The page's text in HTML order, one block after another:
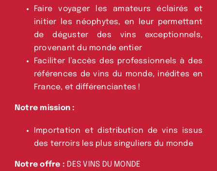
Faire voyager les amateurs éclairés et
initier les néophytes, en leur permettant
de déguster des vins exceptionnels,
provenant du monde entier
Faciliter l’accès des professionnels à des
références de vins du monde, inédites en
France, et différenciantes !
Notre mission :
Importation et distribution de vins issus
des terroirs les plus singuliers du monde
Notre offre : DES VINS DU MONDE